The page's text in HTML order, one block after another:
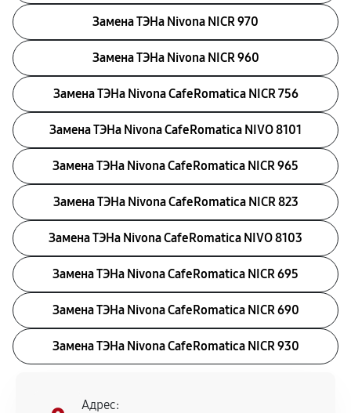
Замена ТЭНа Nivona NICR 970
Замена ТЭНа Nivona NICR 960
Замена ТЭНа Nivona CafeRomatica NICR 756
Замена ТЭНа Nivona CafeRomatica NIVO 8101
Замена ТЭНа Nivona CafeRomatica NICR 965
Замена ТЭНа Nivona CafeRomatica NICR 823
Замена ТЭНа Nivona CafeRomatica NIVO 8103
Замена ТЭНа Nivona CafeRomatica NICR 695
Замена ТЭНа Nivona CafeRomatica NICR 690
Замена ТЭНа Nivona CafeRomatica NICR 930
Адрес: